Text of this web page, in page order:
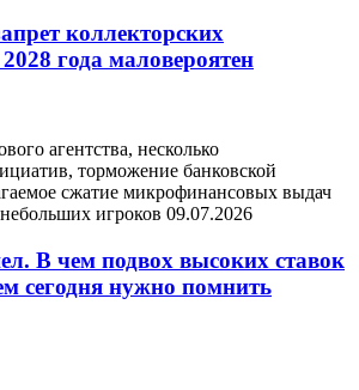
коллекторских
года маловероятен
агентства, несколько
торможение банковской
сжатие микрофинансовых выдач
игроков 09.07.2026
В чем подвох высоких ставок
сегодня нужно помнить